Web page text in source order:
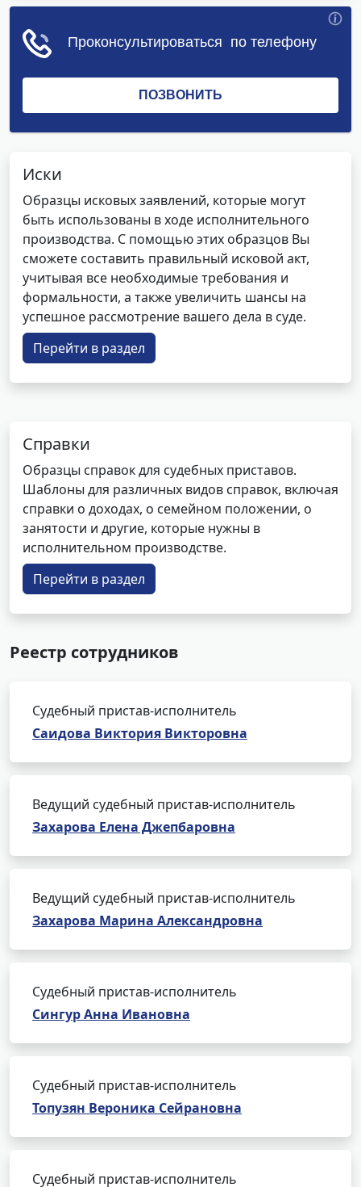
Иски
Образцы исковых заявлений, которые могут
быть использованы в ходе исполнительного
производства. С помощью этих образцов Вы
сможете составить правильный исковой акт,
учитывая все необходимые требования и
формальности, а также увеличить шансы на
успешное рассмотрение вашего дела в суде.
Перейти в раздел
Справки
Образцы справок для судебных приставов.
Шаблоны для различных видов справок, включая
справки о доходах, о семейном положении, о
занятости и другие, которые нужны в
исполнительном производстве.
Перейти в раздел
Реестр сотрудников
Судебный пристав-исполнитель
Саидова Виктория Викторовна
Ведущий судебный пристав-исполнитель
Захарова Елена Джепбаровна
Ведущий судебный пристав-исполнитель
Захарова Марина Александровна
Судебный пристав-исполнитель
Сингур Анна Ивановна
Судебный пристав-исполнитель
Топузян Вероника Сейрановна
Судебный пристав-исполнитель